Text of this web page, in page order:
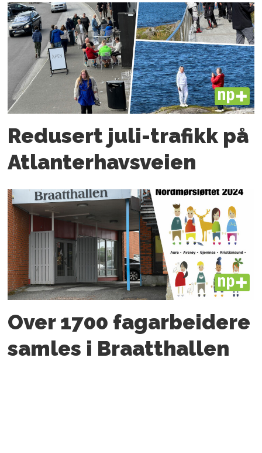
PLUS
Redusert juli-trafikk på
Atlanter­havsveien
PLUS
Over 1700 fagarbeidere
samles i Braatthallen